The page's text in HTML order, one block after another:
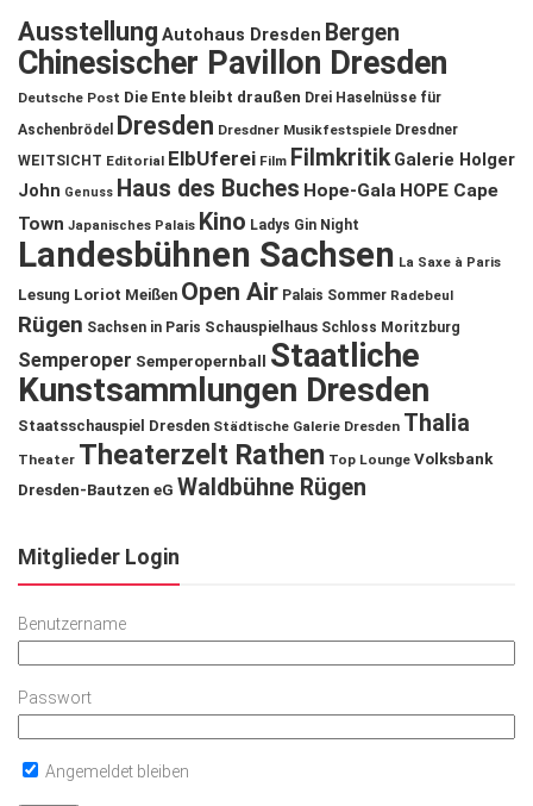
Ausstellung Autohaus Dresden Bergen
Chinesischer Pavillon Dresden
Deutsche Post Die Ente bleibt draußen Drei Haselnüsse für
Aschenbrödel
Dresden Dresdner Musikfestspiele Dresdner
WEITSICHT Editorial ElbUferei Film Filmkritik Galerie Holger
John Genuss Haus des Buches Hope-Gala HOPE Cape
Town Japanisches Palais Kino Ladys Gin Night
Landesbühnen Sachsen La Saxe à Paris
Lesung Loriot Meißen Open Air Palais Sommer Radebeul
Rügen Sachsen in Paris Schauspielhaus Schloss Moritzburg
Semperoper Semperopernball
Staatliche
Kunstsammlungen Dresden
Staatsschauspiel Dresden Städtische Galerie Dresden Thalia
Theater Theaterzelt Rathen Top Lounge Volksbank
Dresden-Bautzen eG Waldbühne Rügen
Mitglieder Login
Benutzername
Passwort
Angemeldet bleiben